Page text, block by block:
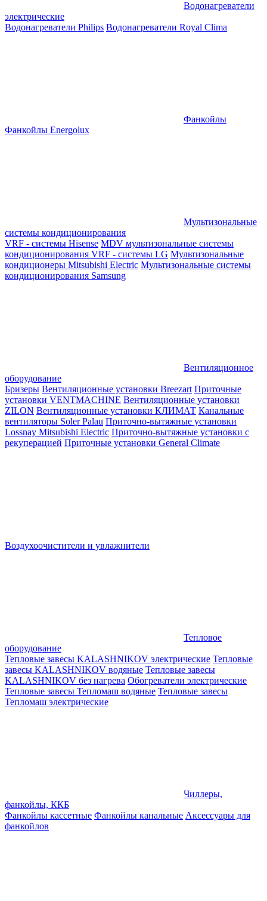
Водонагреватели
электрические
Водонагреватели Philips Водонагреватели Royal Clima
Фанкойлы
Фанкойлы Energolux
Мультизональные
системы кондиционирования
VRF - системы Hisense MDV мультизональные системы
кондиционирования VRF - системы LG Мультизональные
кондиционеры Mitsubishi Electric Мультизональные системы
кондиционирования Samsung
Вентиляционное
оборудование
Бризеры Вентиляционные установки Breezart Приточные
установки VENTMACHINE Вентиляционные установки
ZILON Вентиляционные установки КЛИМАТ Канальные
вентиляторы Soler Palau Приточно-вытяжные установки
Lossnay Mitsubishi Electric Приточно-вытяжные установки с
рекуперацией Приточные установки General Climate
Воздухоочистители и увлажнители
Тепловое
оборудование
Тепловые завесы KALASHNIKOV электрические Тепловые
завесы KALASHNIKOV водяные Тепловые завесы
KALASHNIKOV без нагрева Обогреватели электрические
Тепловые завесы Тепломаш водяные Тепловые завесы
Тепломаш электрические
Чиллеры,
фанкойлы, ККБ
Фанкойлы кассетные Фанкойлы канальные Аксессуары для
фанкойлов